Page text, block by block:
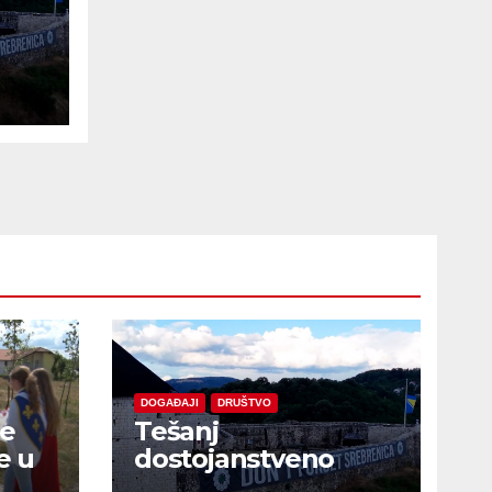
u
DOGAĐAJI DRUŠTVO
Tešanj
dostojanstveno